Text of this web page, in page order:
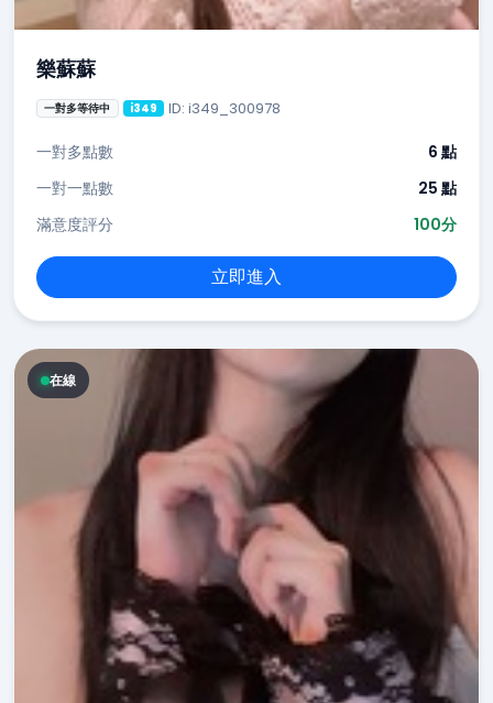
樂蘇蘇
一對多等待中 i349 ID: i349_300978
一對多點數
6 點
一對一點數
25 點
滿意度評分
100分
立即進入
在線